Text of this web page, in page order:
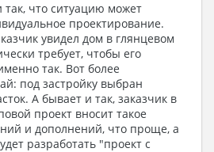
так, что ситуацию может
проектирование.
увидел дом в глянцевом
требует, чтобы его
так. Вот более
под застройку выбран
А бывает и так, заказчик в
проект вносит такое
и дополнений, что проще, а
разработать "проект с